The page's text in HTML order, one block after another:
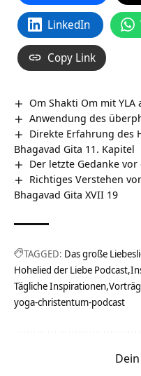
LinkedIn
Copy Link
Om Shakti Om mit
Anwendung des
Direkte Erfahrung des
Bhagavad Gita 11. Kapitel
Der letzte Gedanke
Richtiges Verstehen
Bhagavad Gita XVII 19
TAGGED: Das große
Hohelied der Liebe Podcast
Tägliche Inspirationen
yoga-christentum-podcast